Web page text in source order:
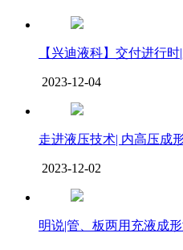
【兴迪液科】交付进行
2023-12-04
走进液压技术| 内高压成
2023-12-02
明说|管、板两用充液成